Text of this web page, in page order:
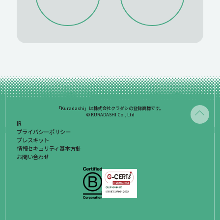
2022/04
2022/03
2022/02
2022/01
2021/04
2021/03
2021/02
2021/01
2020/12
2020/11
2020/04
2020/03
2020/02
2020/01
「Kuradashi」は株式会社クラダシの登録商標です。
© KURADASHI Co., Ltd
IR
プライバシーポリシー
プレスキット
情報セキュリティ基本方針
お問い合わせ